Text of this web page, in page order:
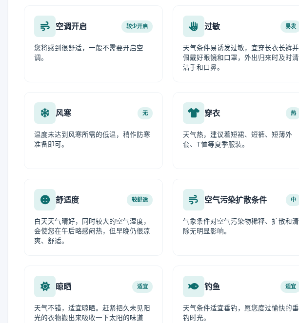
空调开启 较少开启
您将感到很舒适，一般不需要开启空
调。
过敏 易发
天气条件易诱发过敏，宜穿长衣长裤并
佩戴好眼镜和口罩，外出归来时及时清
洁手和口鼻。
风寒 无
温度未达到风寒所需的低温，稍作防寒
准备即可。
穿衣 热
天气热，建议着短裙、短裤、短薄外
套、T恤等夏季服装。
舒适度 较舒适
白天天气晴好，同时较大的空气湿度，
会使您在午后略感闷热，但早晚仍很凉
爽、舒适。
空气污染扩散条件 中
气象条件对空气污染物稀释、扩散和清
除无明显影响。
晾晒 适宜
天气不错，适宜晾晒。赶紧把久未见阳
光的衣物搬出来吸收一下太阳的味道
钓鱼 适宜
天气条件适宜垂钓，愿您度过愉快的垂
钓时光。